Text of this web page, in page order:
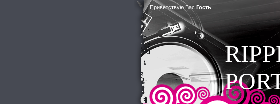
Приветствую Вас Гость